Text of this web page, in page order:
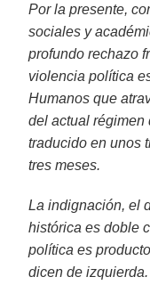
Por la presente,
sociales y
profundo rechazo
violencia política
Humanos que
del actual régimen
traducido en unos
tres meses.
La indignación, el
histórica es doble
política es
dicen de